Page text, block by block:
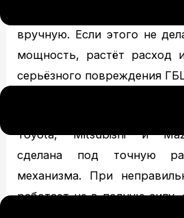
вручную. Если этого не
мощность, растёт расход
серьёзного повреждения
Toyota, Mitsubishi и
сделана под точную
механизма. При
работает не в полную силу,